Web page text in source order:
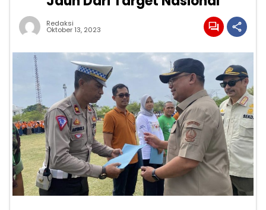
Redaksi
Oktober 13, 2023